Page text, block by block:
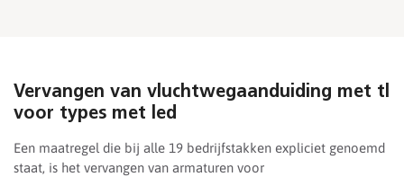
Vervangen van vluchtwegaanduiding met tl
voor types met led
Een maatregel die bij alle 19 bedrijfstakken expliciet genoemd
staat, is het vervangen van armaturen voor